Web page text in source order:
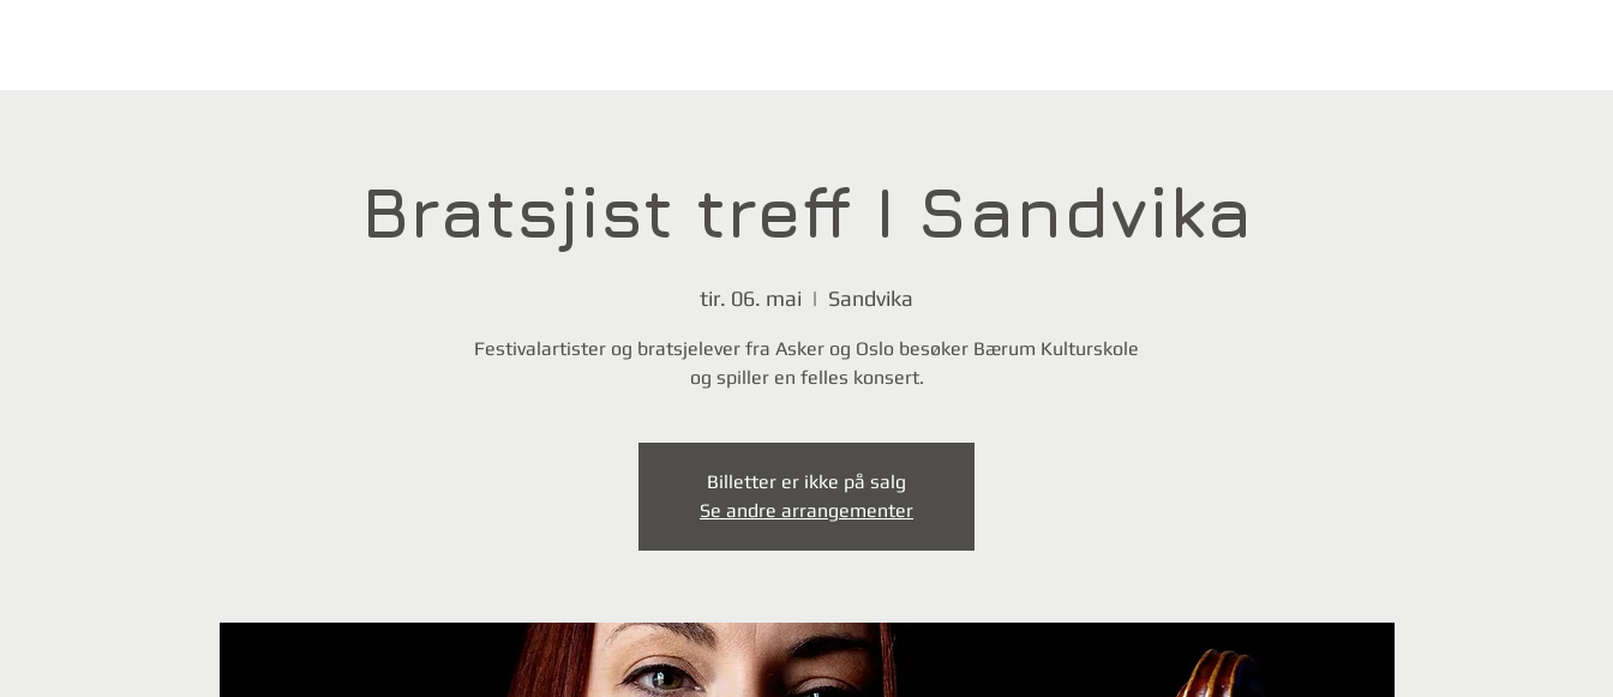
Bratsjist treff I Sandvika
tir. 06. mai
  |
Sandvika
Festivalartister og bratsjelever fra Asker og Oslo besøker Bærum Kulturskole
og spiller en felles konsert.
Billetter er ikke på salg
Se andre arrangementer